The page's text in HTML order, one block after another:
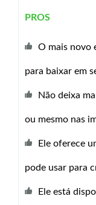
PROS
O mais novo
para baixar em
Não deixa
ou mesmo nas
Ele oferece
pode usar para
Ele está